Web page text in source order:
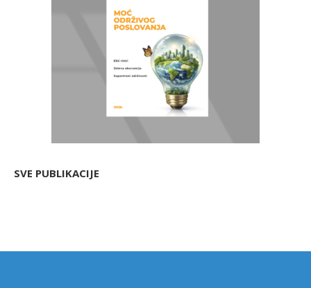
SVE PUBLIKACIJE